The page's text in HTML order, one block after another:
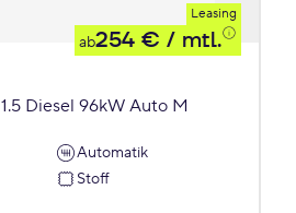
Leasing
ab254 € / mtl.
1.5 Diesel 96kW Auto M
Automatik
Stoff